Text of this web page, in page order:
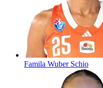
Famila Wuber Schio